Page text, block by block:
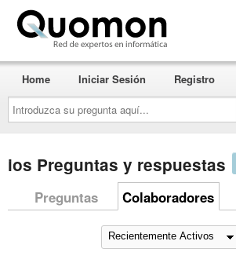
Introduzca
su
pregunta
aquí...
Home Iniciar Sesión Registro
ios Preguntas y respuestas
Preguntas Colaboradores